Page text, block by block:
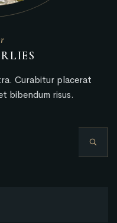
Curabitur placerat
bibendum risus.